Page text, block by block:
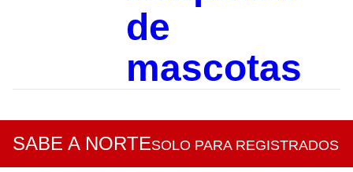
de
mascotas
SABE A NORTESOLO PARA REGISTRADOS